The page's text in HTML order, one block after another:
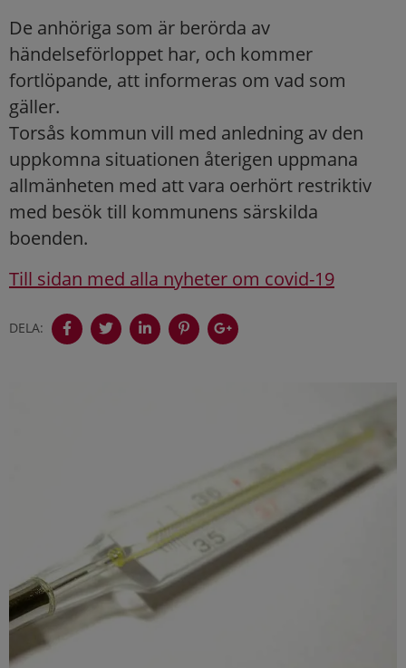
De anhöriga som är berörda av
händelseförloppet har, och kommer
fortlöpande, att informeras om vad som
gäller.
Torsås kommun vill med anledning av den
uppkomna situationen återigen uppmana
allmänheten med att vara oerhört restriktiv
med besök till kommunens särskilda
boenden.
Till sidan med alla nyheter om covid-19
DELA: